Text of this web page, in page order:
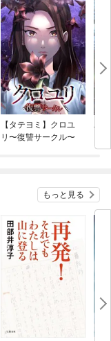
【タテヨミ】クロユ
リ〜復讐サークル〜
バ
今
もっと見る